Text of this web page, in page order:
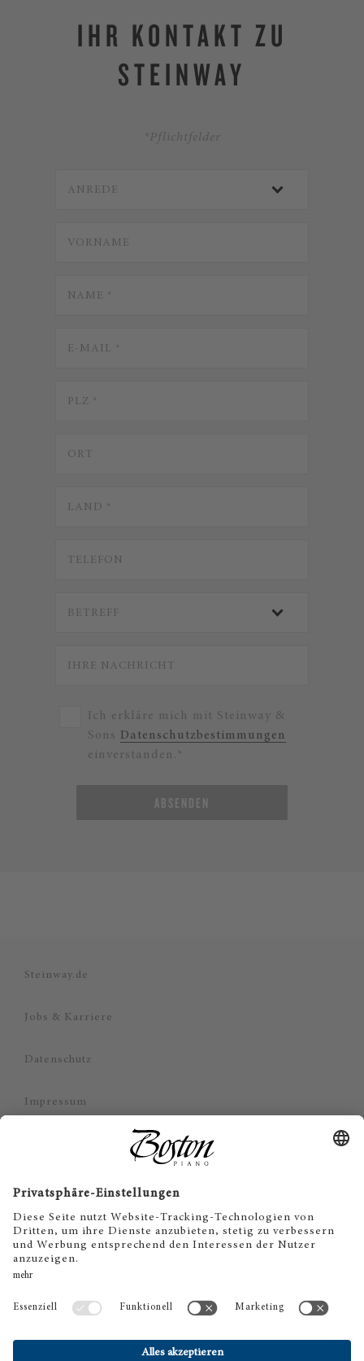
IHR KONTAKT ZU
STEINWAY
*Pflichtfelder
Ich erkläre mich mit Steinway &
Sons Datenschutzbestimmungen
einverstanden.*
ABSENDEN
Steinway.de
Jobs & Karriere
Datenschutz
Impressum
Haftungsausschluss
Cookie Zustimmung
DE
registered trademarks.